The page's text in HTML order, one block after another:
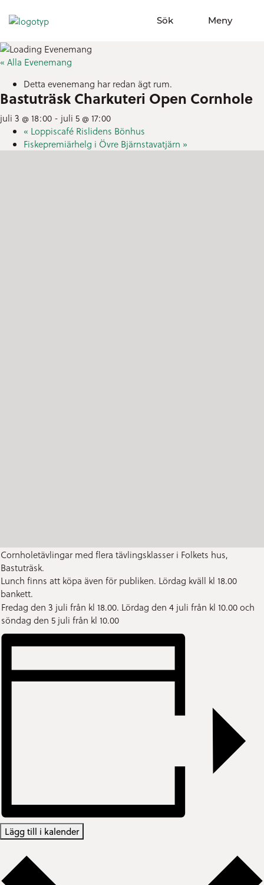
Sök
Visa sökfält Meny
Visa meny
« Alla Evenemang
Detta evenemang har redan ägt rum.
Bastuträsk Charkuteri Open Cornhole
juli 3 @ 18:00 - juli 5 @ 17:00
« Loppiscafé Rislidens Bönhus
Fiskepremiärhelg i Övre Bjärnstavatjärn »
Cornholetävlingar med flera tävlingsklasser i Folkets hus,
Bastuträsk.
Lunch finns att köpa även för publiken. Lördag kväll kl 18.00
bankett.
Fredag den 3 juli från kl 18.00. Lördag den 4 juli från kl 10.00 och
söndag den 5 juli från kl 10.00
Lägg till i kalender